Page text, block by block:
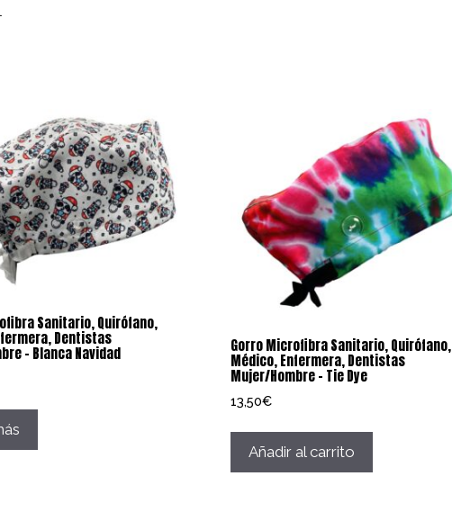
Sanitario, Quirófano,
Dentistas
– Blanca Navidad Gorro Microfibra Sanitario, Quirófano,
Médico, Enfermera, Dentistas
Mujer/Hombre – Tie Dye
13,50€
Añadir al carrito